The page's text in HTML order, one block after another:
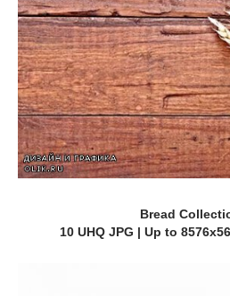
Bread
10 UHQ JPG | Up to